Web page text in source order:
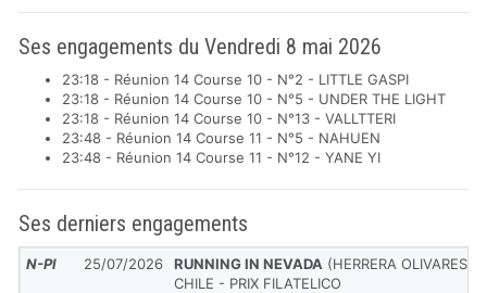
Ses engagements du Vendredi 8 mai 2026
23:18 - Réunion 14 Course 10 - N°2 - LITTLE GASPI
23:18 - Réunion 14 Course 10 - N°5 - UNDER THE LIGHT
23:18 - Réunion 14 Course 10 - N°13 - VALLTTERI
23:48 - Réunion 14 Course 11 - N°5 - NAHUEN
23:48 - Réunion 14 Course 11 - N°12 - YANE YI
Ses derniers engagements
N-Pl 25/07/2026 RUNNING IN NEVADA (HERRERA OLIVARES
CHILE - PRIX FILATELICO